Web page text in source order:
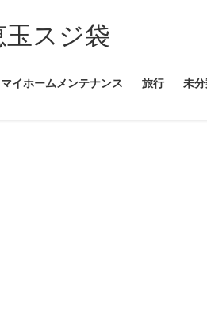
スジ袋
イホームメンテナンス 旅行 未